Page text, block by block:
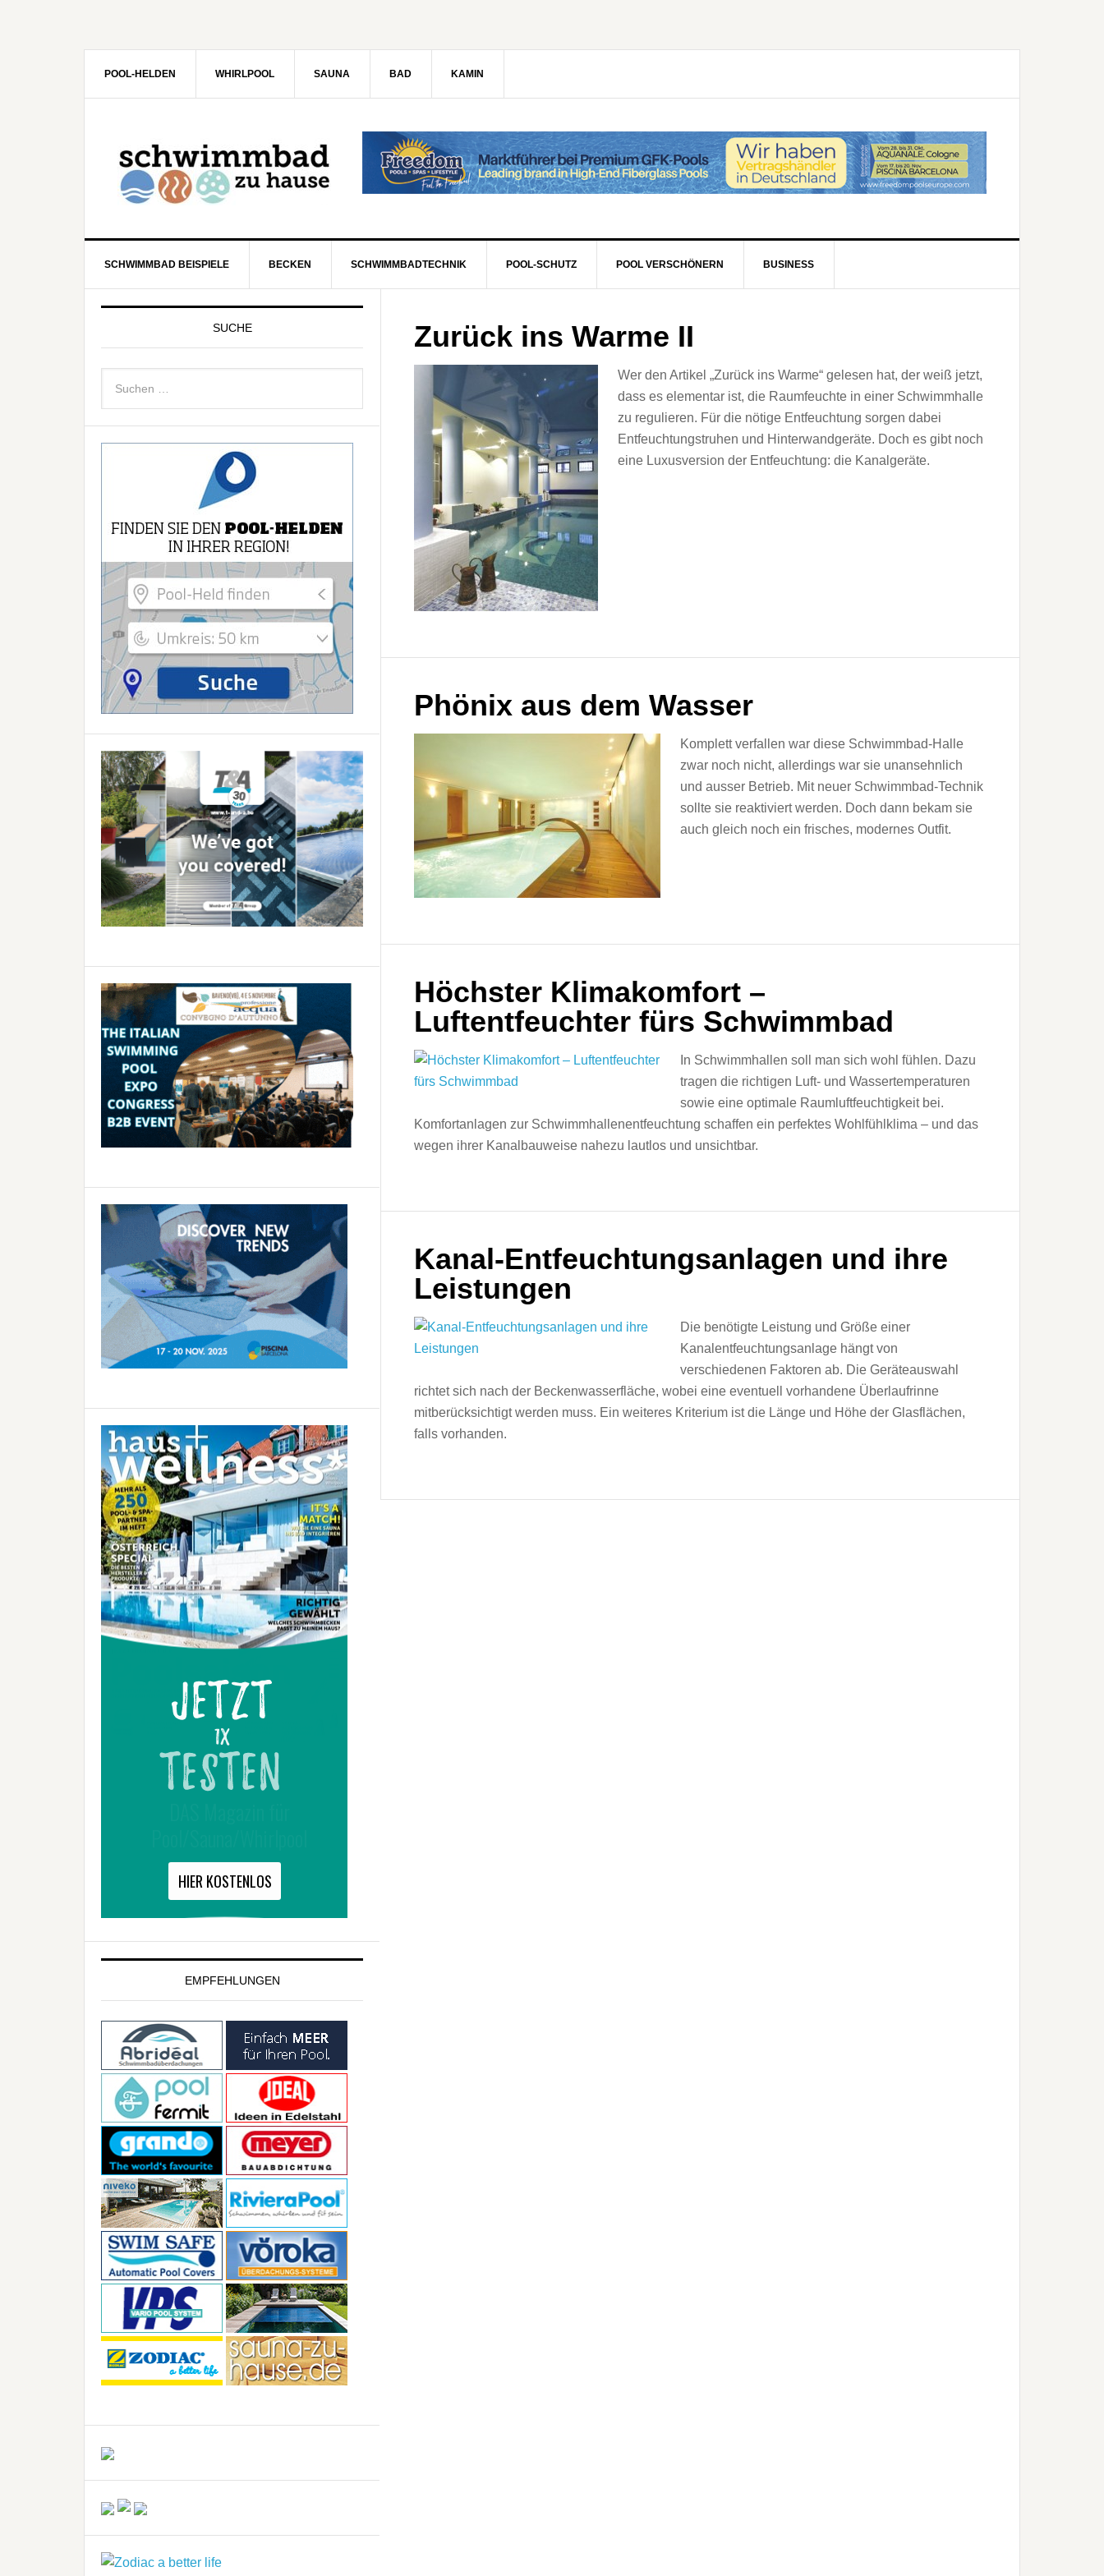
POOL-HELDEN WHIRLPOOL SAUNA BAD KAMIN
SCHWIMMBAD BEISPIELE BECKEN SCHWIMMBADTECHNIK POOL-SCHUTZ POOL VERSCHÖNERN BUSINESS
Zurück ins Warme II
Wer den Artikel „Zurück ins Warme“ gelesen hat, der weiß jetzt,
dass es elementar ist, die Raumfeuchte in einer Schwimmhalle
zu regulieren. Für die nötige Entfeuchtung sorgen dabei
Entfeuchtungstruhen und Hinterwandgeräte. Doch es gibt noch
eine Luxusversion der Entfeuchtung: die Kanalgeräte.
Phönix aus dem Wasser
Komplett verfallen war diese Schwimmbad-Halle
zwar noch nicht, allerdings war sie unansehnlich
und ausser Betrieb. Mit neuer Schwimmbad-Technik
sollte sie reaktiviert werden. Doch dann bekam sie
auch gleich noch ein frisches, modernes Outfit.
Höchster Klimakomfort –
Luftentfeuchter fürs Schwimmbad
In Schwimmhallen soll man sich wohl fühlen. Dazu
tragen die richtigen Luft- und Wassertemperaturen
sowie eine optimale Raumluftfeuchtigkeit bei.
Komfortanlagen zur Schwimmhallenentfeuchtung schaffen ein perfektes Wohl­fühlklima – und das
wegen ihrer Kanalbauweise nahezu lautlos und unsichtbar.
Kanal-Entfeuchtungsanlagen und ihre
Leistungen
Die benötigte Leistung und Größe einer
Kanalentfeuchtungsanlage hängt von
verschiedenen Faktoren ab. Die Geräteauswahl
richtet sich nach der Beckenwasserfläche, wobei eine eventuell vorhandene Überlaufrinne
mitberücksichtigt werden muss. Ein weiteres Kriterium ist die Länge und Höhe der Glasflächen,
falls vorhanden.
SUCHE
EMPFEHLUNGEN